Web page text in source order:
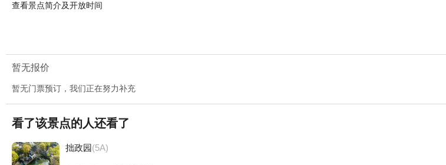
查看景点简介及开放时间
暂无报价
暂无门票预订，我们正在努力补充
看了该景点的人还看了
拙政园(5A)